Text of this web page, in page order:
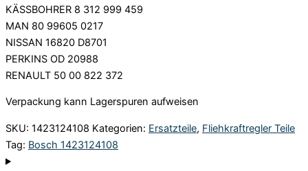
KÄSSBOHRER 8 312 999 459
MAN 80 99605 0217
NISSAN 16820 D8701
PERKINS OD 20988
RENAULT 50 00 822 372
Verpackung kann Lagerspuren aufweisen
SKU: 1423124108 Kategorien: Ersatzteile, Fliehkraftregler Teile
Tag: Bosch 1423124108